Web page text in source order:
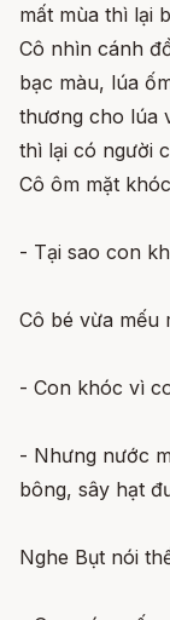
mất mùa thì lại
Cô nhìn cánh
bạc màu, lúa
thương cho lúa
thì lại có người
Cô ôm mặt
- Tại sao con
Cô bé vừa mếu
- Con khóc vì
- Nhưng nước
bông, sây hạt
Nghe Bụt nói